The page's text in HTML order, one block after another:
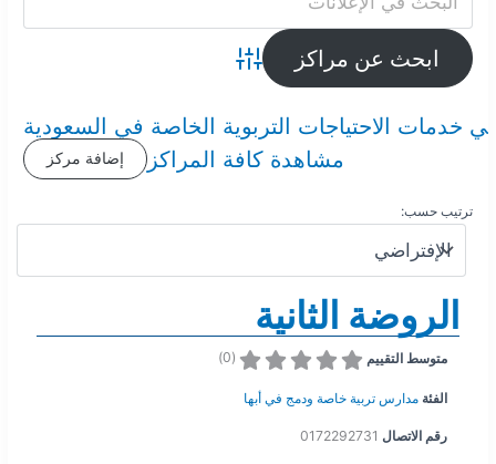
Advanced Search
خدمات الاحتياجات التربوية الخاصة في السعودية
مشاهدة كافة المراكز
إضافة مركز
ترتيب حسب:
الروضة الثانية
متوسط التقييم (
0
)
الفئة مدارس تربية خاصة ودمج في أبها
رقم الاتصال 0172292731